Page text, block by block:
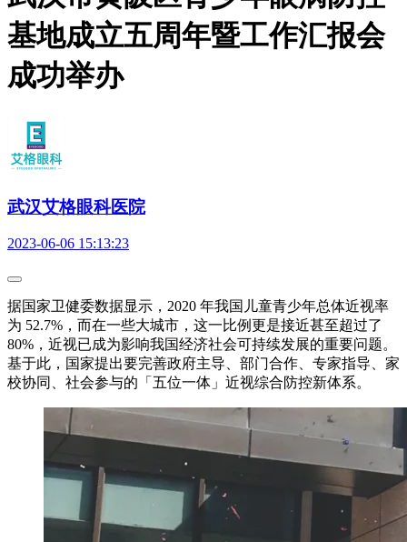
基地成立五周年暨工作汇报会
成功举办
武汉艾格眼科医院
2023-06-06 15:13:23
据国家卫健委数据显示，2020 年我国儿童青少年总体近视率
为 52.7%，而在一些大城市，这一比例更是接近甚至超过了
80%，近视已成为影响我国经济社会可持续发展的重要问题。
基于此，国家提出要完善政府主导、部门合作、专家指导、家
校协同、社会参与的「五位一体」近视综合防控新体系。